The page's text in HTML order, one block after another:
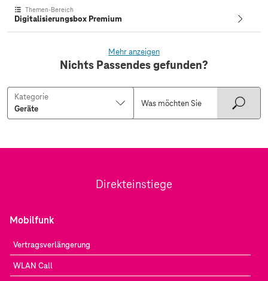
Themen-Bereich
Digitalisierungsbox Premium
Mehr anzeigen
Nichts Passendes gefunden?
Kategorie
Direkteinstiege
Mobilfunk
Vertragsverlängerung
WLAN Call